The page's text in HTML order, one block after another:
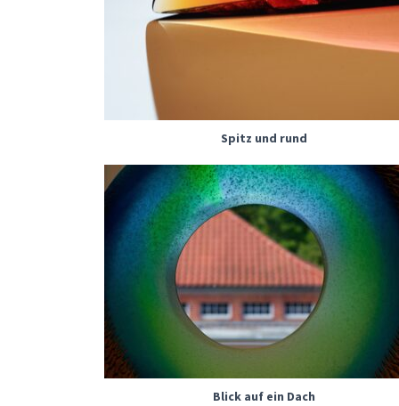
Spitz und rund
Blick auf ein Dach